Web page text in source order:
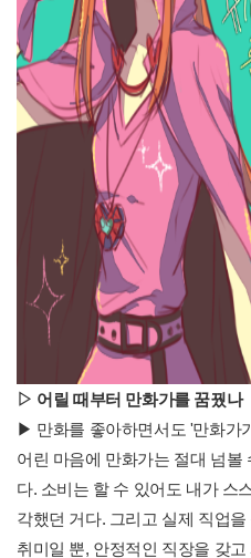
▷ 어릴 때부터 만화가를 꿈꿨나
▶ 만화를 좋아하면서도 '만화가
어린 마음에 만화가는 절대 넘볼
다. 소비는 할 수 있어도 내가 스
각했던 거다. 그리고 실제 직업
취미일 뿐, 안정적인 직장을 갖